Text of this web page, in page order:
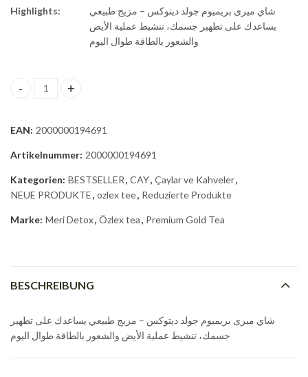
Highlights:
شاي ميرى بريميوم جولد ديتوكس – مزيج طبيعي
يساعدك على تطهير جسمك، تنشيط عملية الأيض
والشعور بالطاقة طوال اليوم
EAN: 2000000194691
Artikelnummer: 2000000194691
Kategorien: BESTSELLER, CAY, Çaylar ve Kahveler,
NEUE PRODUKTE, ozlex tee, Reduzierte Produkte
Marke: Meri Detox, Özlex tea, Premium Gold Tea
BESCHREIBUNG
شاي ميرى بريميوم جولد ديتوكس – مزيج طبيعي يساعدك على تطهير
جسمك، تنشيط عملية الأيض والشعور بالطاقة طوال اليوم